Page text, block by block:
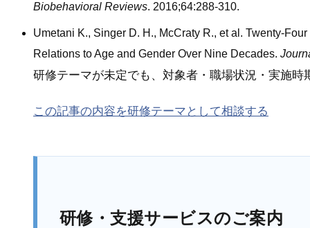
Biobehavioral Reviews. 2016;64:288-310.
Umetani K., Singer D. H., McCraty R., et al. Twenty-
Relations to Age and Gender Over Nine Decades.
研修テーマが未定でも、対象者・職場状況・実施時
この記事の内容を研修テーマとして相談する
研修・支援サービスのご案内